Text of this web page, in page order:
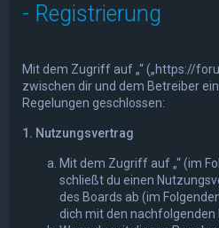
- Registrierung
Mit dem Zugriff auf „“ („https://
zwischen dir und dem Betreiber
Regelungen geschlossen:
1. Nutzungsvertrag
Mit dem Zugriff auf „“ (im
schließt du einen
des Boards ab (im
dich mit den